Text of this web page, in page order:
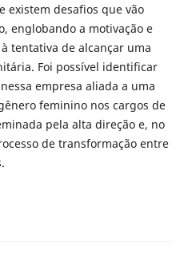
existem desafios que vão
englobando a motivação e
tentativa de alcançar uma
Foi possível identificar
empresa aliada a uma
feminino nos cargos de
pela alta direção e, no
de transformação entre